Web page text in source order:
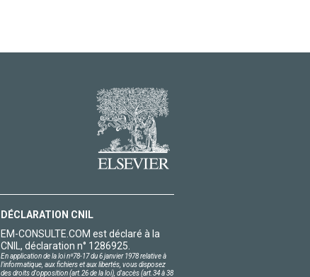
DÉCLARATION CNIL
EM-CONSULTE.COM est déclaré à la
CNIL, déclaration n° 1286925.
En application de la loi nº78-17 du 6 janvier 1978 relative à
l'informatique, aux fichiers et aux libertés, vous disposez
des droits d'opposition (art.26 de la loi), d'accès (art.34 à 38